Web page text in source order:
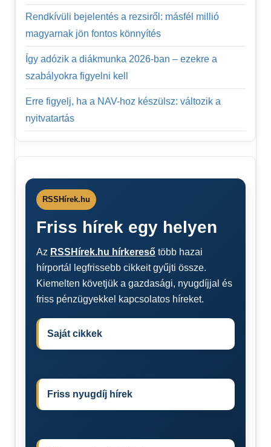
Rendkívüli bejelentés a rezsiről: másfél millió
magyarnak jön fontos könnyítés
Így adózik a diákmunka 2026-ban – ezekre a
szabályokra figyelni kell
Erre figyelj, ha a NAV-hoz készülsz: változik a
nyitvatartás
RSSHírek.hu
Friss hírek egy helyen
Az RSSHírek.hu hírkereső több hazai
hírportál legfrissebb cikkeit gyűjti össze.
Kiemelten követjük a gazdasági, nyugdíjjal és
friss pénzügyekkel kapcsolatos híreket.
Saját cikkek
Friss nyugdíj hírek